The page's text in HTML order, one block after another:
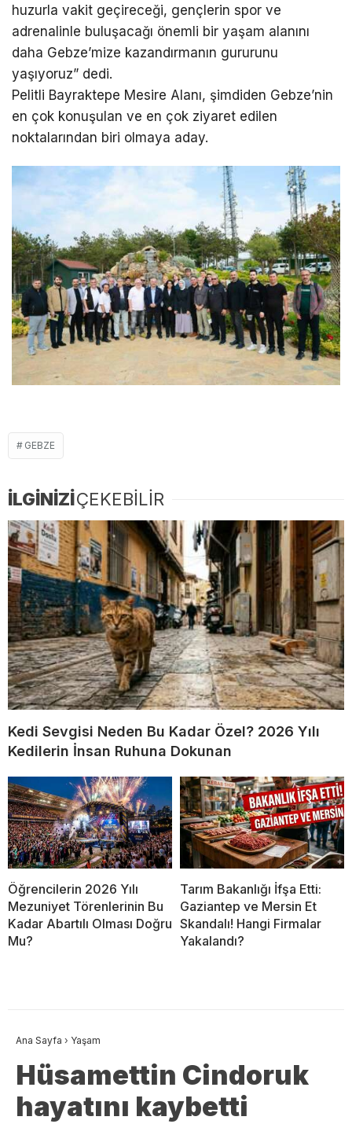
huzurla vakit geçireceği, gençlerin spor ve
adrenalinle buluşacağı önemli bir yaşam alanını
daha Gebze’mize kazandırmanın gururunu
yaşıyoruz” dedi.
Pelitli Bayraktepe Mesire Alanı, şimdiden Gebze’nin
en çok konuşulan ve en çok ziyaret edilen
noktalarından biri olmaya aday.
GEBZE
İLGİNİZİÇEKEBİLİR
Kedi Sevgisi Neden Bu Kadar Özel? 2026 Yılı
Kedilerin İnsan Ruhuna Dokunan
Öğrencilerin 2026 Yılı
Mezuniyet Törenlerinin Bu
Kadar Abartılı Olması Doğru
Mu?
Tarım Bakanlığı İfşa Etti:
Gaziantep ve Mersin Et
Skandalı! Hangi Firmalar
Yakalandı?
Ana Sayfa › Yaşam
Hüsamettin Cindoruk
hayatını kaybetti